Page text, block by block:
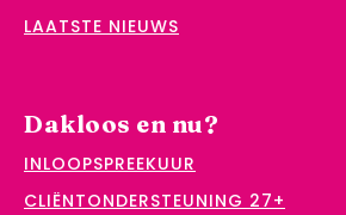
LAATSTE NIEUWS
Dakloos en nu?
INLOOPSPREEKUUR
CLIËNTONDERSTEUNING 27+